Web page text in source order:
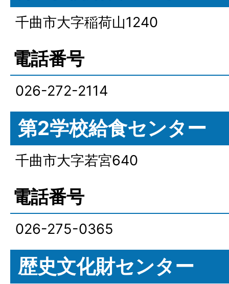
千曲市大字稲荷山1240
電話番号
026-272-2114
第2学校給食センター
千曲市大字若宮640
電話番号
026-275-0365
歴史文化財センター